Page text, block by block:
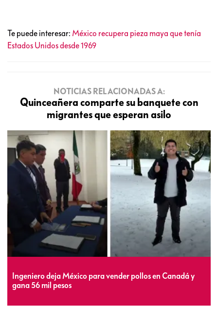
Te puede interesar: México recupera pieza maya que tenía
Estados Unidos desde 1969
NOTICIAS RELACIONADAS A:
Quinceañera comparte su banquete con
migrantes que esperan asilo
Ingeniero deja México para vender pollos en Canadá y
gana 56 mil pesos